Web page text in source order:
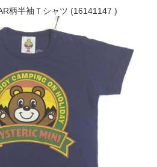
柄半袖Ｔシャツ (16141147 )